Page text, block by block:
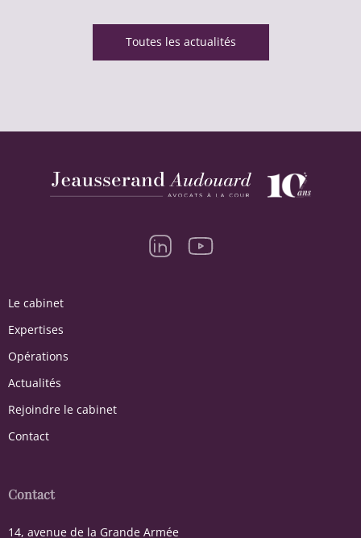
Toutes les actualités
Le cabinet
Expertises
Opérations
Actualités
Rejoindre le cabinet
Contact
Contact
14, avenue de la Grande Armée